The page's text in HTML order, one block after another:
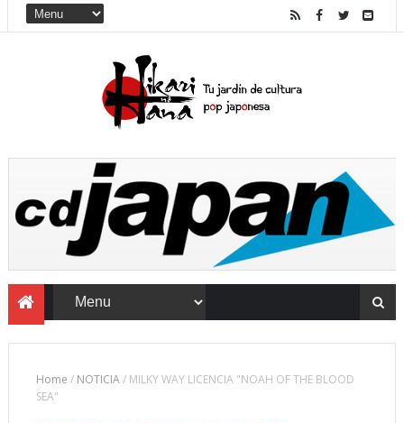
Home / NOTICIA/ MILKY WAY LICENCIA "NOAH OF THE BLOOD
SEA"